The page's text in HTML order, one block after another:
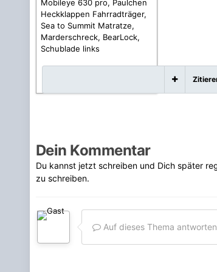
Mobileye 630 pro, Paulchen
Heckklappen Fahrradträger,
Sea to Summit Matratze,
Marderschreck, BearLock,
Schublade links
Dein Kommentar
Du kannst jetzt schreiben und Dich später
zu schreiben.
Auf dieses Thema